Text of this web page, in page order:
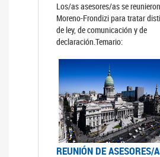
Los/as asesores/as se
Moreno-Frondizi para tratar
de ley, de comunicación y de
declaración.Temario:
REUNIÓN DE ASESORES/